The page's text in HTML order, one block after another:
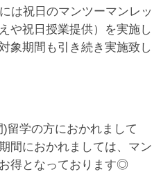
は祝日のマンツーマンレッ
や祝日授業提供）を実施し
象期間も引き続き実施致し
)留学の方におかれまして
間におかれましては、マン
得となっております◎